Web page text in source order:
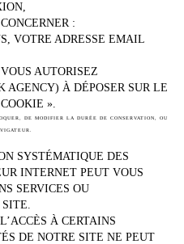
:
VOTRE ADRESSE EMAIL
AUTORISEZ
AGENCY) À DÉPOSER SUR LE
».
DE MODIFIER LA DURÉE DE CONSERVATION, OU
SYSTÉMATIQUE DES
INTERNET PEUT VOUS
SERVICES OU
À CERTAINS
DE NOTRE SITE NE PEUT